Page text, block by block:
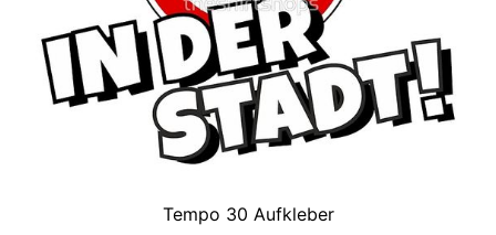
Tempo 30 Aufkleber